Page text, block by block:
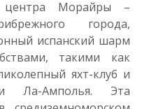
Морайры –
города,
испанский шарм
такими как
яхт-клуб и
Ла-Амполья. Эта